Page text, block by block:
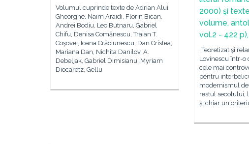
Volumul cuprinde texte de Adrian Alui
Gheorghe, Naim Araidi, Florin Bican,
Andrei Bodiu, Leo Butnaru, Gabriel
Chifu, Denisa Comănescu, Traian T.
Coşovei, Ioana Crăciunescu, Dan Cristea,
Mariana Dan, Nichita Danilov, A.
Debeljak, Gabriel Dimisianu, Myriam
Diocaretz, Gellu
2000) şi
volume,
vol.2 - 422
„Teoretizat şi
Lovinescu într-o
cele mai
pentru
modernismul
restul secolului,
şi chiar un